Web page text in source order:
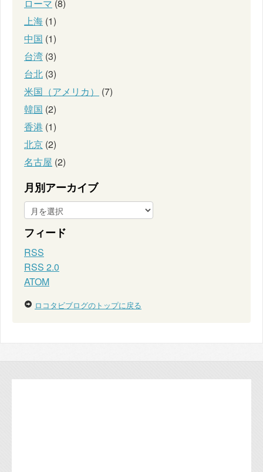
ローマ (8)
上海 (1)
中国 (1)
台湾 (3)
台北 (3)
米国（アメリカ）
(7)
韓国 (2)
香港 (1)
北京 (2)
名古屋 (2)
月別アーカイブ
フィード
RSS
RSS 2.0
ATOM
ロコタビブログのトップに戻る